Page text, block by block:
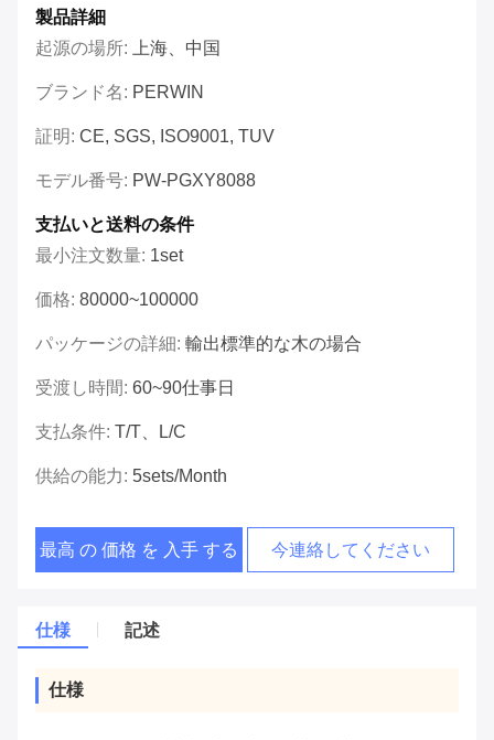
製品詳細
起源の場所: 上海、中国
ブランド名: PERWIN
証明: CE, SGS, ISO9001, TUV
モデル番号: PW-PGXY8088
支払いと送料の条件
最小注文数量: 1set
価格: 80000~100000
パッケージの詳細: 輸出標準的な木の場合
受渡し時間: 60~90仕事日
支払条件: T/T、L/C
供給の能力: 5sets/month
最高 の 価格 を 入手 する 今連絡してください
仕様 記述
仕様